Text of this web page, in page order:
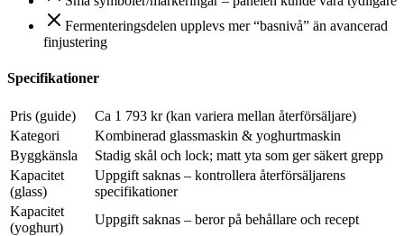
Fermenteringsdelen upplevs mer “basnivå” än avancerad
finjustering
Specifikationer
Pris (guide)
Ca 1 793 kr (kan variera mellan återförsäljare)
Kategori
Kombinerad glassmaskin & yoghurtmaskin
Byggkänsla
Stadig skål och lock; matt yta som ger säkert grepp
Kapacitet
(glass)
Uppgift saknas – kontrollera återförsäljarens
specifikationer
Kapacitet
(yoghurt)
Uppgift saknas – beror på behållare och recept